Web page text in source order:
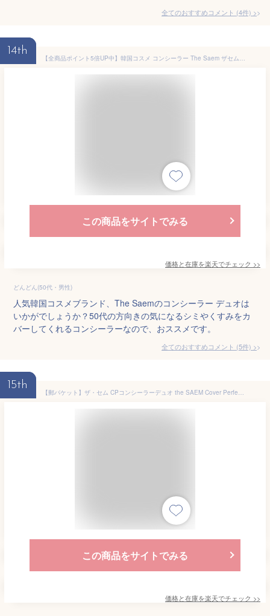
全てのおすすめコメント (4件) >
14th
【全商品ポイント5倍UP中】韓国コスメ コンシーラー The Saem ザセム コンシーラー デュオ コンシーラー the saem duoリキッドコンシーラー シミ クマ ニキビ 隠し プチプラ
この商品をサイトでみる
価格と在庫を楽天でチェック >>
どんどん(50代・男性)
人気韓国コスメブランド、The Saemのコンシーラー デュオは
いかがでしょうか？50代の方向きの気になるシミやくすみをカ
バーしてくれるコンシーラーなので、おススメです。
全てのおすすめコメント (5件) >
15th
【郵パケット】ザ・セム CPコンシーラーデュオ the SAEM Cover Perfection CONCEALER DUO【4.5g/4.2g】韓国コスメ コンシーラー 2WAY カバー クマ シミ 毛穴 そばかす ベージュ ニキビ スティック リキッド
この商品をサイトでみる
価格と在庫を楽天でチェック >>